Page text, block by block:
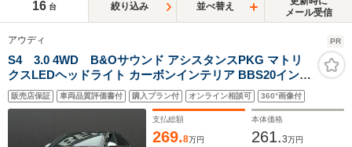
16 台 絞り込み 並べ替え
メール受信
アウディ PR
S4 3.0 4WD B&Oサウンド アシスタンスPKG マトリ
クスLEDヘッドライト カーボンインテリア BBS20インチ
AW ACC サイドアシスト LKA MMIナビ バックカメラ
DTV パークエイド バーチャルCP ハーフレザー PWシー
販売店保証 車両品質評価書付 購入プラン付 オンライン相談可 360°画像付
支払総額
269.8万円
本体価格
261.3万円